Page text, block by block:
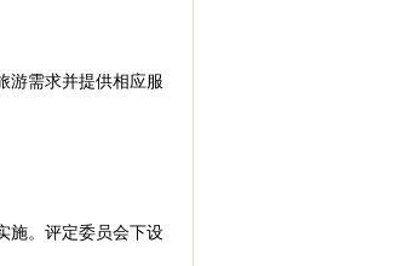
需求并提供相应服
施。评定委员会下设